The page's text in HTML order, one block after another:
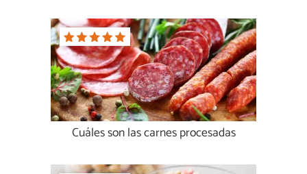
Cuáles son las carnes procesadas